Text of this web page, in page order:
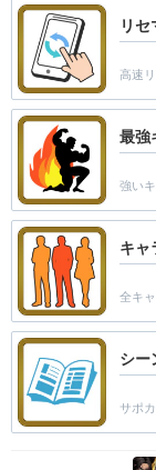
リ
高速
最強
強い
キャ
全キ
シー
サポ